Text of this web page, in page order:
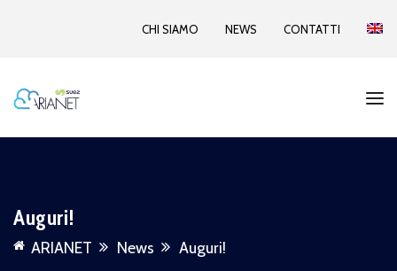
CHI SIAMO NEWS CONTATTI
Auguri!
ARIANET News Auguri!